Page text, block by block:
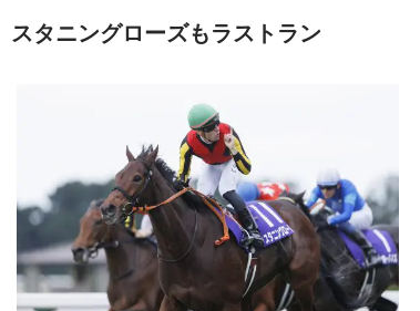
スタニングローズもラストラン